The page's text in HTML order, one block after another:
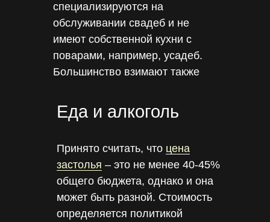
специализируются на
обслуживании свадеб и не
имеют собственной кухни с
поварами, например, усадеб.
Большинство взимают также
среднем это примерно 10-20%
от стоимости банкета.
Еда и алкоголь
Принято считать, что цена
застолья – это не менее 40-45%
общего бюджета, однако и она
может быть разной. Стоимость
определяется политикой